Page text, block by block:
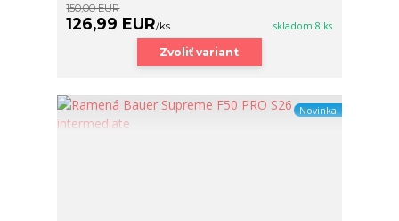
150,00 EUR
126,99 EUR/ks skladom 8 ks
Zvoliť variant
Novinka